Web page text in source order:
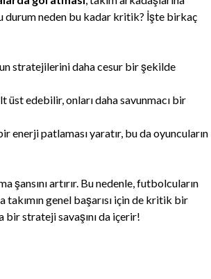
durum neden bu kadar kritik? İşte birkaç
stratejilerini daha cesur bir şekilde
üst edebilir, onları daha savunmacı bir
enerji patlaması yaratır, bu da oyuncuların
şansını artırır. Bu nedenle, futbolcuların
takımın genel başarısı için de kritik bir
strateji savaşını da içerir!